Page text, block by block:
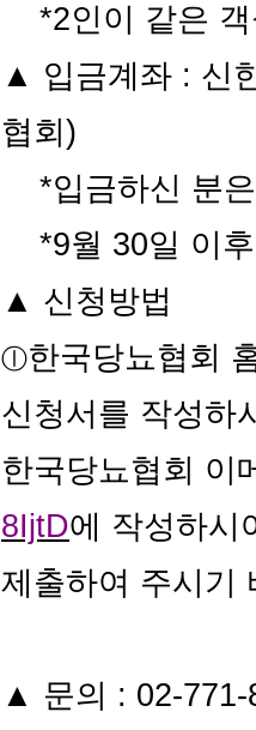
*2인이 같은
▲ 입금계좌 : 신
협회 )
*입금하신 분
*9월 30일 이
▲ 신청방법
ⓛ한국당뇨협회
신청서를 작성하
한국당뇨협회 이
8IjtD에 작성하시
제출하여 주시기
▲ 문의 : 02-771-